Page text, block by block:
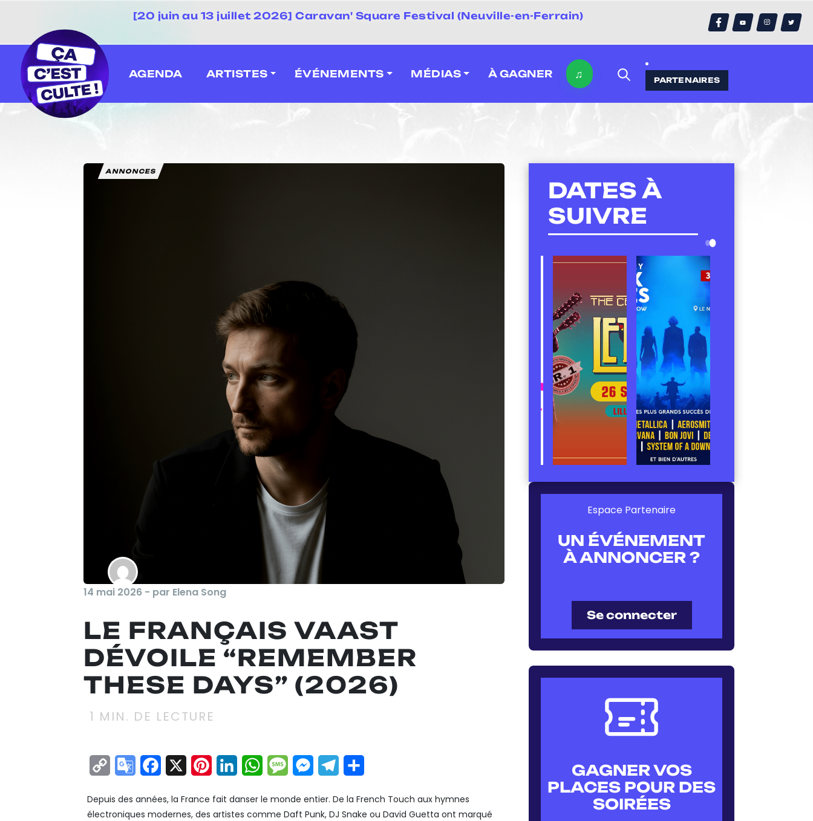
[20 juin au 13 juillet 2026] Caravan' Square Festival (Neuville-en-Ferrain)
AGENDA ARTISTES ÉVÉNEMENTS MÉDIAS À GAGNER ♫ PARTENAIRES
ANNONCES
14 mai 2026 - par Elena Song
LE FRANÇAIS VAAST
DÉVOILE “REMEMBER
THESE DAYS” (2026)
1 MIN. DE LECTURE
Copy GoogleFacebook
X Pinterest
LinkedInWhatsApp
MessageMessenger
Telegram
Depuis des années, la France fait danser le monde entier. De la French Touch aux hymnes
électroniques modernes, des artistes comme Daft Punk, DJ Snake ou David Guetta ont marqué
DATES À
SUIVRE
Espace Partenaire
UN ÉVÉNEMENT
À ANNONCER ?
Se connecter
GAGNER VOS
PLACES POUR DES
SOIRÉES